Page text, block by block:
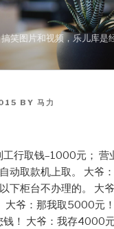
笑图片和视频，乐儿库是
BY 马力
行取钱–1000元； 营
动取款机上取。 大爷
下柜台不办理的。 大
大爷：那我取5000元
钱！ 大爷：我存4000